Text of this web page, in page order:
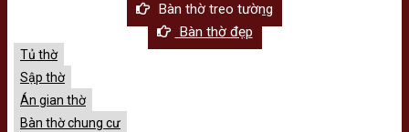
Bàn thờ treo tường
Bàn thờ đẹp
Tủ thờ
Sập thờ
Án gian thờ
Bàn thờ chung cư